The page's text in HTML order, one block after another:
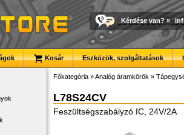
Kérdése van? »
Kosár Eszközök, szolgáltatások
Főkategória »Analóg áramkörök »
L78S24CV
Feszültségszabályzó IC, 24V/2A